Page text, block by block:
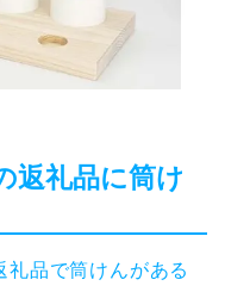
返礼品に筒け
礼品で筒けんがある